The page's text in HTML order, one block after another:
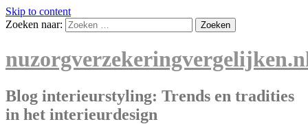
Skip to content
Zoeken naar:
Blog interieurstyling: Trends en tradities
in het interieurdesign